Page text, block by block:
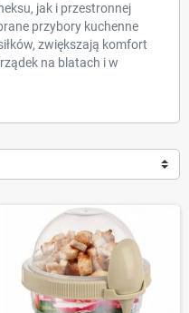
jak i przestronnej
przybory kuchenne
zwiększają komfort
na blatach i w